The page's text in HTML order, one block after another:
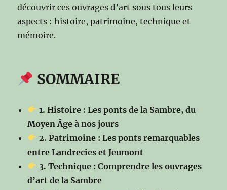
découvrir ces ouvrages d’art sous tous leurs
aspects : histoire, patrimoine, technique et
mémoire.
SOMMAIRE
1. Histoire : Les ponts de la Sambre, du
Moyen Âge à nos jours
2. Patrimoine : Les ponts remarquables
entre Landrecies et Jeumont
3. Technique : Comprendre les ouvrages
d’art de la Sambre